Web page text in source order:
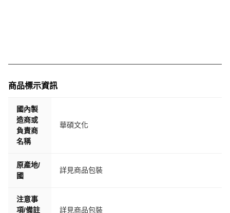
商品標示資訊
國內製
造商或
負責商
名稱
華碩文化
原產地/
國
詳見商品包裝
注意事
項/備註
詳見商品包裝